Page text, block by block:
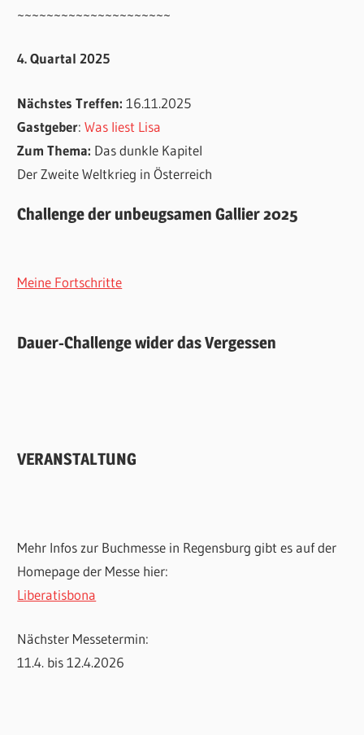
~~~~~~~~~~~~~~~~~~~~~
4. Quartal 2025
Nächstes Treffen:16.11.2025
Gastgeber:Was liest Lisa
Zum Thema: Das dunkle Kapitel
Der Zweite Weltkrieg in Österreich
Challenge der unbeugsamen Gallier 2025
Meine Fortschritte
Dauer-Challenge wider das Vergessen
VERANSTALTUNG
Mehr Infos zur Buchmesse in Regensburg gibt es auf der
Homepage der Messe hier:
Liberatisbona
Nächster Messetermin:
11.4. bis 12.4.2026